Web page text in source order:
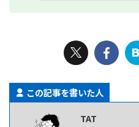
この記事を書いた人
TAT